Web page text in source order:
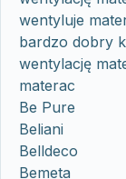
wentyluje
bardzo dobry
wentylację
materac
Be Pure
Beliani
Belldeco
Bemeta